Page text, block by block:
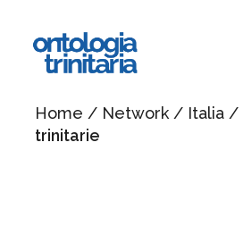
contenuto
principale
Home / Network/ Italia/
trinitarie